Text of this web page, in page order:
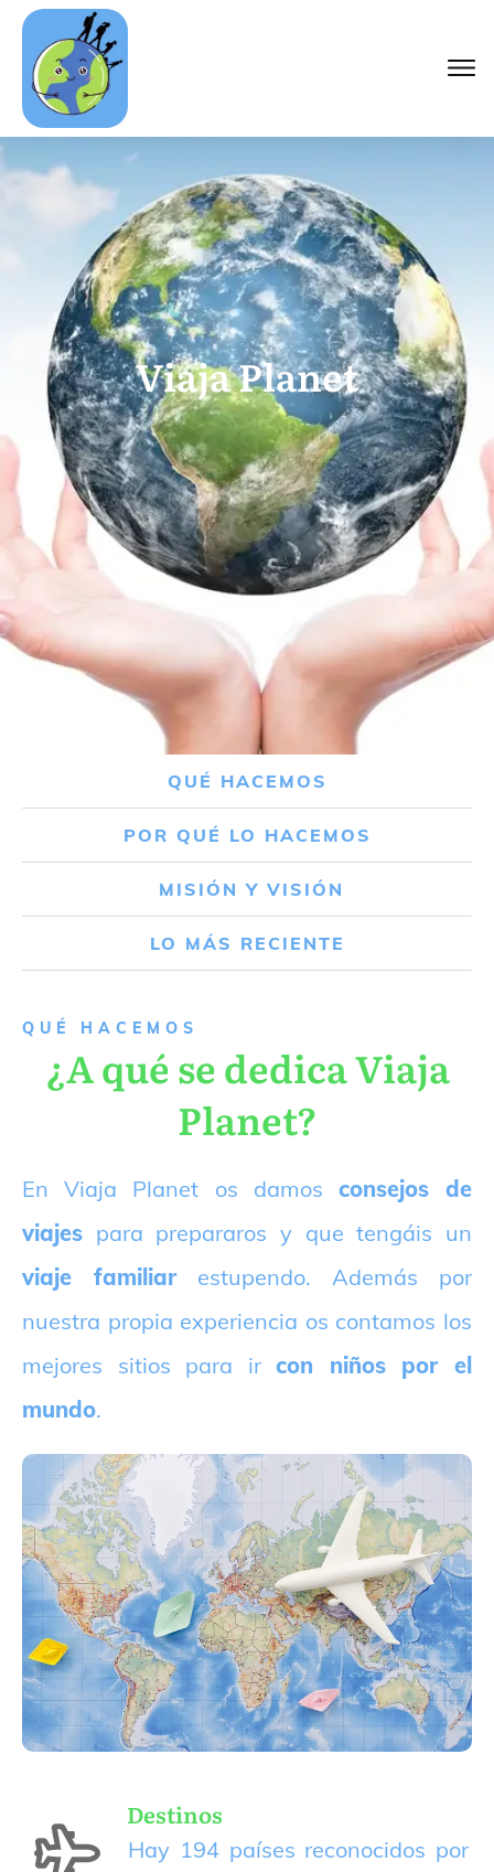
Viaja Planet
QUÉ HACEMOS
POR QUÉ LO HACEMOS
MISIÓN Y VISIÓN
LO MÁS RECIENTE
QUÉ HACEMOS
¿A qué se dedica Viaja
Planet?
En Viaja Planet os damos consejos de
viajes para prepararos y que tengáis un
viaje familiarestupendo. Además por
nuestra propia experiencia os contamos los
mejores sitios para ircon niños por el
mundo.
Destinos
Hay 194 países reconocidos por